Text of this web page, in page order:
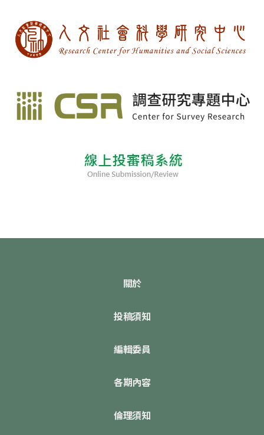
關於
投稿須知
編輯委員
各期內容
倫理須知